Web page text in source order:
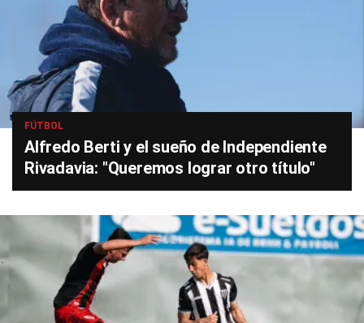
FÚTBOL
Alfredo Berti y el sueño de Independiente
Rivadavia: "Queremos lograr otro título"